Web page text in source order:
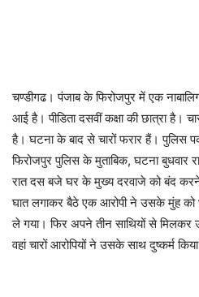
चण्डीगढ। पंजाब के फिरोजपुर में एक
आई है। पीडिता दसवीं कक्षा की छात्रा है।
है। घटना के बाद से चारों फरार हैं। पुलिस
फिरोजपुर पुलिस के मुताबिक, घटना बुधवार
रात दस बजे घर के मुख्य दरवाजे को बंद
घात लगाकर बैठे एक आरोपी ने उसके मुंह
ले गया। फिर अपने तीन साथियों से मिलकर
वहां चारों आरोपियों ने उसके साथ दुष्कर्म